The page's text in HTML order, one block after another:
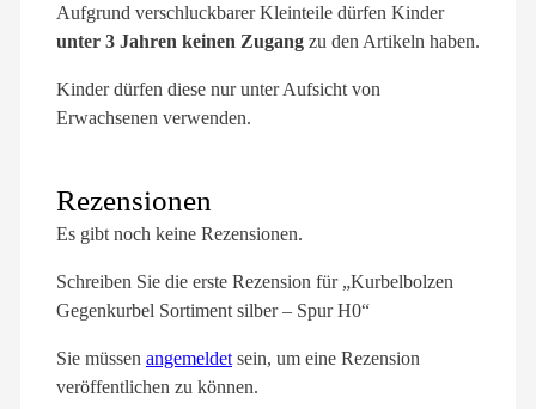
Aufgrund verschluckbarer Kleinteile dürfen Kinder
unter 3 Jahren keinen Zugang zu den Artikeln haben.
Kinder dürfen diese nur unter Aufsicht von
Erwachsenen verwenden.
Rezensionen
Es gibt noch keine Rezensionen.
Schreiben Sie die erste Rezension für „Kurbelbolzen
Gegenkurbel Sortiment silber – Spur H0“
Sie müssen angemeldet sein, um eine Rezension
veröffentlichen zu können.